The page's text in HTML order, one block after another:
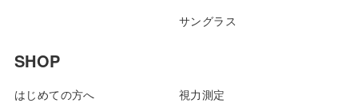
サングラス
SHOP
はじめての方へ
視力測定